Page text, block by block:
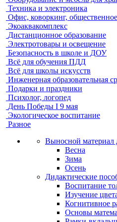
Техника и электроника
Офис, коворкинг,
Экоаквакомплекс
Дистанционное образование
Электротовары и освещение
Безопасность в школе и ДОУ
Всё для обучения ПДД
Всё для школы искусств
Инженерная образовательная
Подарки и праздники
Психолог, логопед
День Победы I 9 мая
Экологическое воспитание
Разное
Выносной материал
Весна
Зима
Осень
Дидактические
Воспитание
Изучение
Когнитивное
Основы